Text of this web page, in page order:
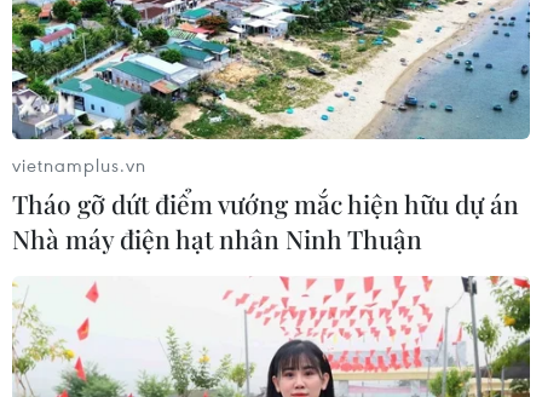
26/07/2026 09:18
Số ca mắc sởi tại Mỹ lập đỉnh 30 năm
do tỷ lệ tiêm chủng giảm
24/07/2026 23:59
Mỹ điều tra một đợt bùng phát bệnh
tả do ký sinh trùng cyclospora
24/07/2026 05:44
vietnamplus.vn
Tháo gỡ dứt điểm vướng mắc hiện hữu dự án
Nhà máy điện hạt nhân Ninh Thuận